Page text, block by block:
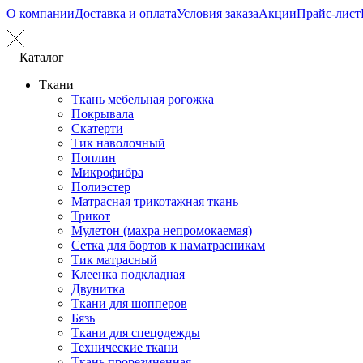
О компанииДоставка и оплатаУсловия заказаАкцииПрайс-лист
Каталог
Ткани
Ткань мебельная рогожка
Покрывала
Скатерти
Тик наволочный
Поплин
Микрофибра
Полиэстер
Матрасная трикотажная ткань
Трикот
Мулетон (махра непромокаемая)
Сетка для бортов к наматрасникам
Тик матрасный
Клеенка подкладная
Двунитка
Ткани для шопперов
Бязь
Ткани для спецодежды
Технические ткани